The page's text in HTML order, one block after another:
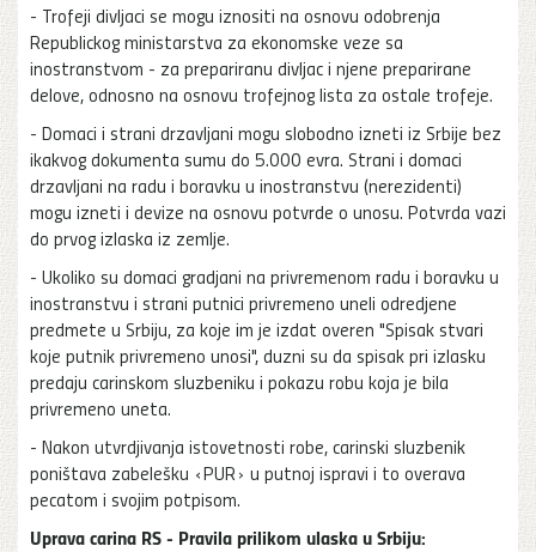
- Trofeji divljaci se mogu iznositi na osnovu odobrenja
Republickog ministarstva za ekonomske veze sa
inostranstvom - za prepariranu divljac i njene preparirane
delove, odnosno na osnovu trofejnog lista za ostale trofeje.
- Domaci i strani drzavljani mogu slobodno izneti iz Srbije bez
ikakvog dokumenta sumu do 5.000 evra. Strani i domaci
drzavljani na radu i boravku u inostranstvu (nerezidenti)
mogu izneti i devize na osnovu potvrde o unosu. Potvrda vazi
do prvog izlaska iz zemlje.
- Ukoliko su domaci gradjani na privremenom radu i boravku u
inostranstvu i strani putnici privremeno uneli odredjene
predmete u Srbiju, za koje im je izdat overen "Spisak stvari
koje putnik privremeno unosi", duzni su da spisak pri izlasku
predaju carinskom sluzbeniku i pokazu robu koja je bila
privremeno uneta.
- Nakon utvrdjivanja istovetnosti robe, carinski sluzbenik
poništava zabelešku «PUR» u putnoj ispravi i to overava
pecatom i svojim potpisom.
Uprava carina RS - Pravila prilikom ulaska u Srbiju: